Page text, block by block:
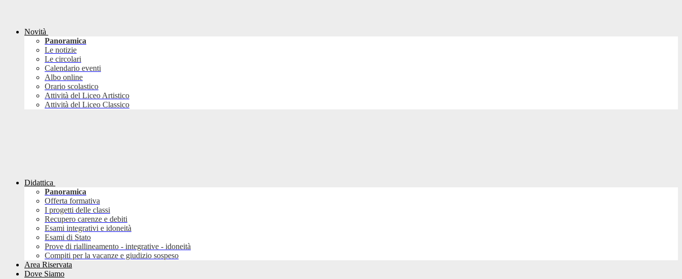
Novità
Panoramica
Le notizie
Le circolari
Calendario eventi
Albo online
Orario scolastico
Attività del Liceo Artistico
Attività del Liceo Classico
Didattica
Panoramica
Offerta formativa
I progetti delle classi
Recupero carenze e debiti
Esami integrativi e idoneità
Esami di Stato
Prove di riallineamento - integrative - idoneità
Compiti per la vacanze e giudizio sospeso
Area Riservata
Dove Siamo